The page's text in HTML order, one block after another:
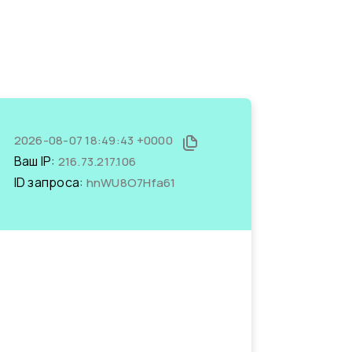
2026-08-07 18:49:43 +0000
Ваш IP: 216.73.217.106
ID запроса: hnWU8O7Hfa61